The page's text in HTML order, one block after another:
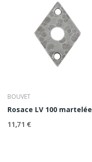
BOUVET
Rosace LV 100 martelée
11,71 €